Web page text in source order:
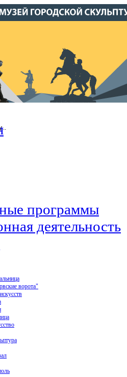
программы
деятельность
ворота"